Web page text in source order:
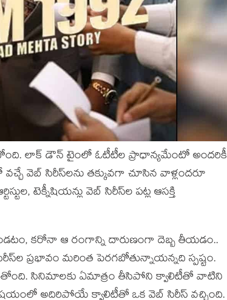
లాక్ డౌన్ టైంలో ఓటీటీల ప్రాధాన్యమేంటో అందరికీ
వెబ్ సిరీస్‌లను తక్కువగా చూసిన వాళ్లందరూ
టెక్నీషియన్లు వెబ్ సిరీస్‌ల పట్ల ఆసక్తి
కరోనా ఆ రంగాన్ని దారుణంగా దెబ్బ తీయడం..
ప్రభావం మరింత పెరగబోతున్నాయన్నది స్పష్టం.
సినిమాలకు ఏమాత్రం తీసిపోని క్వాలిటీతో వాటిని
అదిరిపోయే క్వాలిటీతో ఒక వెబ్ సిరీస్ వచ్చింది.